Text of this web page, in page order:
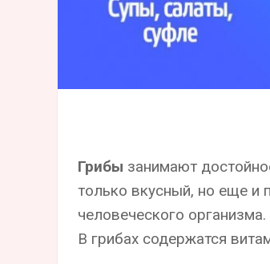
Грибы занимают
только вкусный, но еще и
человеческого
В грибах содержатся